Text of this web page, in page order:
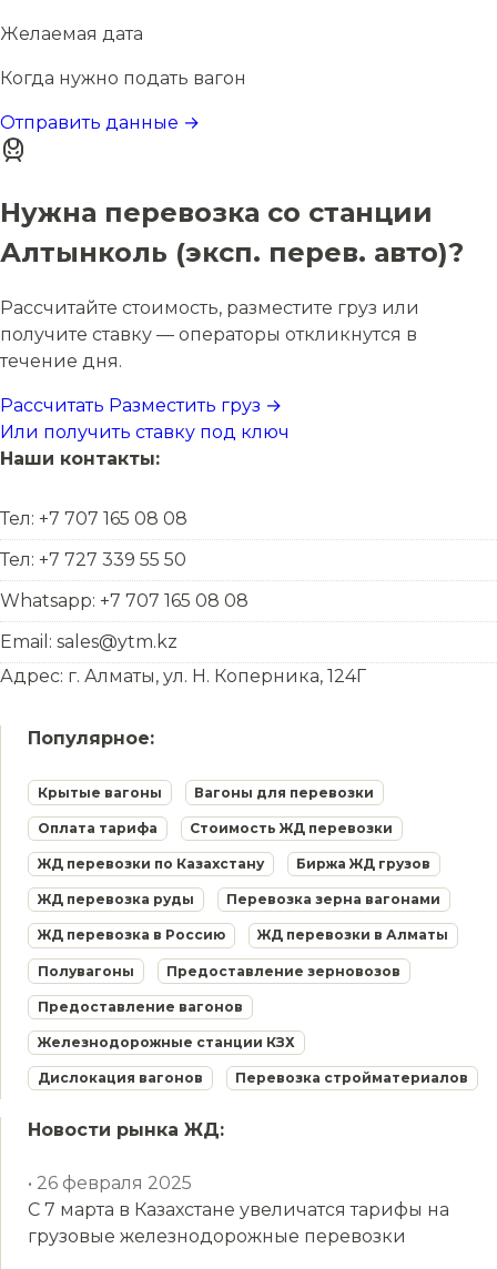
Желаемая дата
Когда нужно подать вагон
Отправить данные →
Нужна перевозка со станции
Алтынколь (эксп. перев. авто)?
Рассчитайте стоимость, разместите груз или
получите ставку — операторы откликнутся в
течение дня.
Рассчитать Разместить груз →
Или получить ставку под ключ
Наши контакты:
Тел: +7 707 165 08 08
Тел: +7 727 339 55 50
Whatsapp: +7 707 165 08 08
Email: sales@ytm.kz
Адрес: г. Алматы, ул. Н. Коперника, 124Г
Популярное:
Крытые вагоны Вагоны для перевозки
Оплата тарифа Стоимость ЖД перевозки
ЖД перевозки по Казахстану Биржа ЖД грузов
ЖД перевозка руды Перевозка зерна вагонами
ЖД перевозка в Россию ЖД перевозки в Алматы
Полувагоны Предоставление зерновозов
Предоставление вагонов
Железнодорожные станции КЗХ
Дислокация вагонов Перевозка стройматериалов
Новости рынка ЖД:
• 26 февраля 2025
С 7 марта в Казахстане увеличатся тарифы на
грузовые железнодорожные перевозки